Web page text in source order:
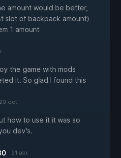
amount would be better,
slot of backpack amount)
1 amount
the game with mods
it. So glad I found this
20 oct.
how to use it it was so
dev's.
21 abr.